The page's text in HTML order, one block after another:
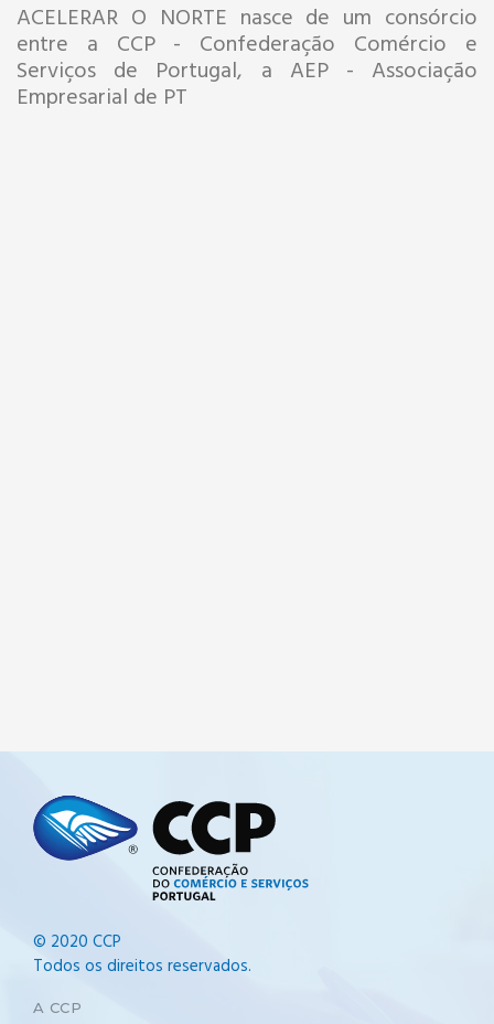
ACELERAR O NORTE nasce de um consórcio
entre a CCP - Confederação Comércio e
Serviços de Portugal, a AEP - Associação
Empresarial de PT
© 2020 CCP
Todos os direitos reservados.
A CCP